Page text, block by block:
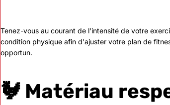
Tenez-vous au courant de l'intensité de votre
condition physique afin d'ajuster votre plan de
opportun.
🐓 Matériau